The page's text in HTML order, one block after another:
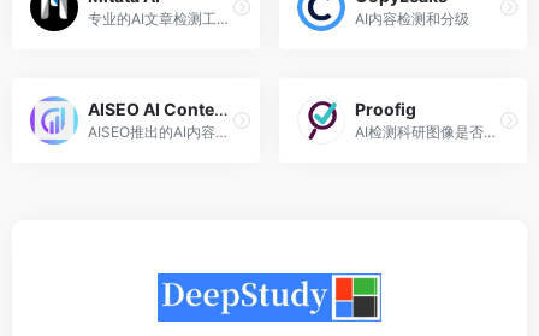
专业的AI文章检测工具，能识别文章是否由AI生成 AI内容检测和分级
AISEO AI Content Detector
AISEO推出的AI内容检测器
Proofig
AI检测科研图像是否造假抄袭